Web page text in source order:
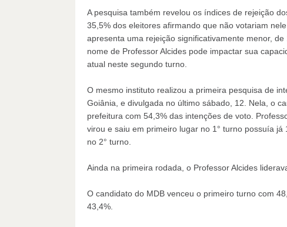
A pesquisa também revelou os índices de rejeição
35,5% dos eleitores afirmando que não votariam
apresenta uma rejeição significativamente menor,
nome de Professor Alcides pode impactar sua
atual neste segundo turno.
O mesmo instituto realizou a primeira pesquisa de
Goiânia, e divulgada no último sábado, 12. Nela, o
prefeitura com 54,3% das intenções de voto.
virou e saiu em primeiro lugar no 1° turno possuía
no 2° turno.
Ainda na primeira rodada, o Professor Alcides
O candidato do MDB venceu o primeiro turno com
43,4%.